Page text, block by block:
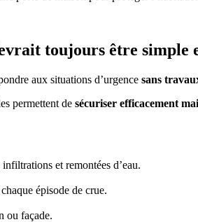
toujours être simple
aux situations d’urgence sans
permettent de sécuriser efficacement
et remontées d’eau.
épisode de crue.
ou façade.